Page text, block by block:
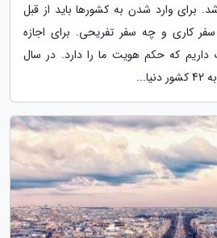
برای وارد شدن به کشورها باید از قبل
سفر کاری و چه سفر تفریحی. برای اجازه
داریم که حکم هویت ما را دارد. در سال